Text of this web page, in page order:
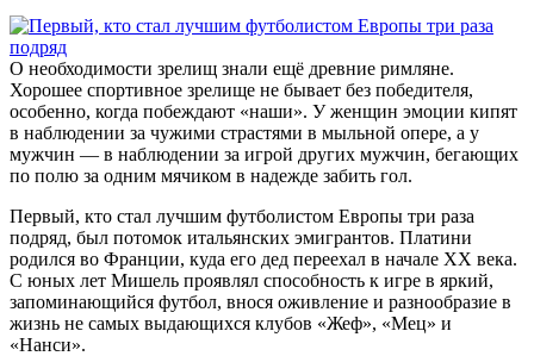
О необходимости зрелищ знали ещё древние римляне.
Хорошее спортивное зрелище не бывает без победителя,
особенно, когда побеждают «наши». У женщин эмоции кипят
в наблюдении за чужими страстями в мыльной опере, а у
мужчин — в наблюдении за игрой других мужчин, бегающих
по полю за одним мячиком в надежде забить гол.
Первый, кто стал лучшим футболистом Европы три раза
подряд, был потомок итальянских эмигрантов. Платини
родился во Франции, куда его дед переехал в начале XX века.
С юных лет Мишель проявлял способность к игре в яркий,
запоминающийся футбол, внося оживление и разнообразие в
жизнь не самых выдающихся клубов «Жеф», «Мец» и
«Нанси».